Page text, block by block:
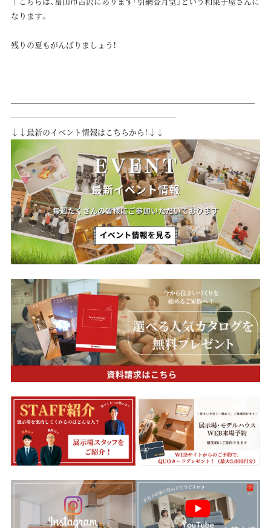
なります。
残りの夏もがんばりましょう！
───────────────────────────────
─────────────────────
↓↓最新のイベント情報はこちらから！↓↓